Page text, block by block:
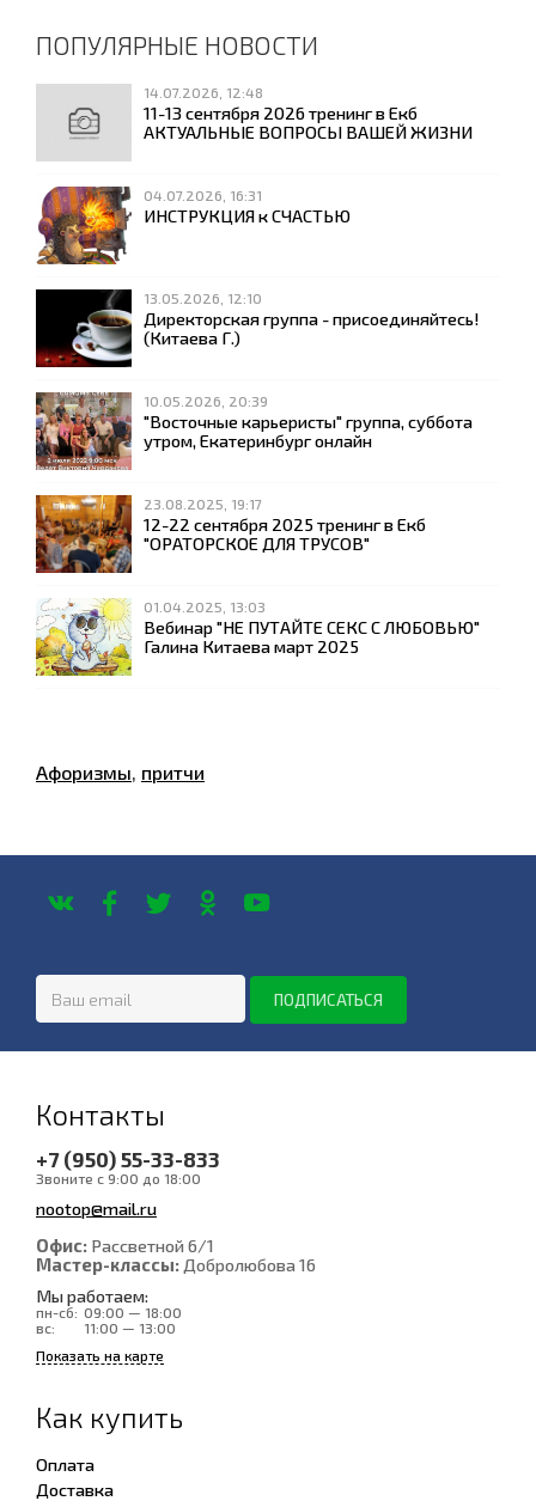
ПОПУЛЯРНЫЕ НОВОСТИ
14.07.2026, 12:48
11-13 сентября 2026 тренинг в Екб
АКТУАЛЬНЫЕ ВОПРОСЫ ВАШЕЙ ЖИЗНИ
04.07.2026, 16:31
ИНСТРУКЦИЯ к СЧАСТЬЮ
13.05.2026, 12:10
Директорская группа - присоединяйтесь!
(Китаева Г.)
10.05.2026, 20:39
"Восточные карьеристы" группа, суббота
утром, Екатеринбург онлайн
23.08.2025, 19:17
12-22 сентября 2025 тренинг в Екб
"ОРАТОРСКОЕ ДЛЯ ТРУСОВ"
01.04.2025, 13:03
Вебинар "НЕ ПУТАЙТЕ СЕКС С ЛЮБОВЬЮ"
Галина Китаева март 2025
Афоризмы, притчи
Контакты
+7 (950) 55-33-833
Звоните с 9:00 до 18:00
nootop@mail.ru
Офис: Рассветной 6/1
Мастер-классы: Добролюбова 16
Мы работаем:
пн-сб: 09:00 — 18:00
вс:
11:00 — 13:00
Показать на карте
Как купить
Оплата
Доставка